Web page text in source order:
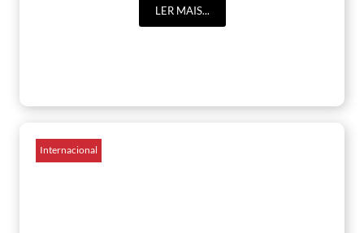
LER MAIS...
Internacional